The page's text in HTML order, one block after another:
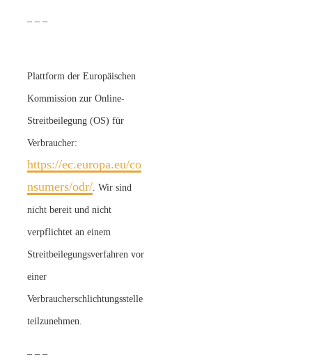
– – –
Plattform der Europäischen
Kommission zur Online-
Streitbeilegung (OS) für
Verbraucher:
https://ec.europa.eu/co
nsumers/odr/ . Wir sind
nicht bereit und nicht
verpflichtet an einem
Streitbeilegungsverfahren vor
einer
Verbraucherschlichtungsstelle
teilzunehmen.
– – –